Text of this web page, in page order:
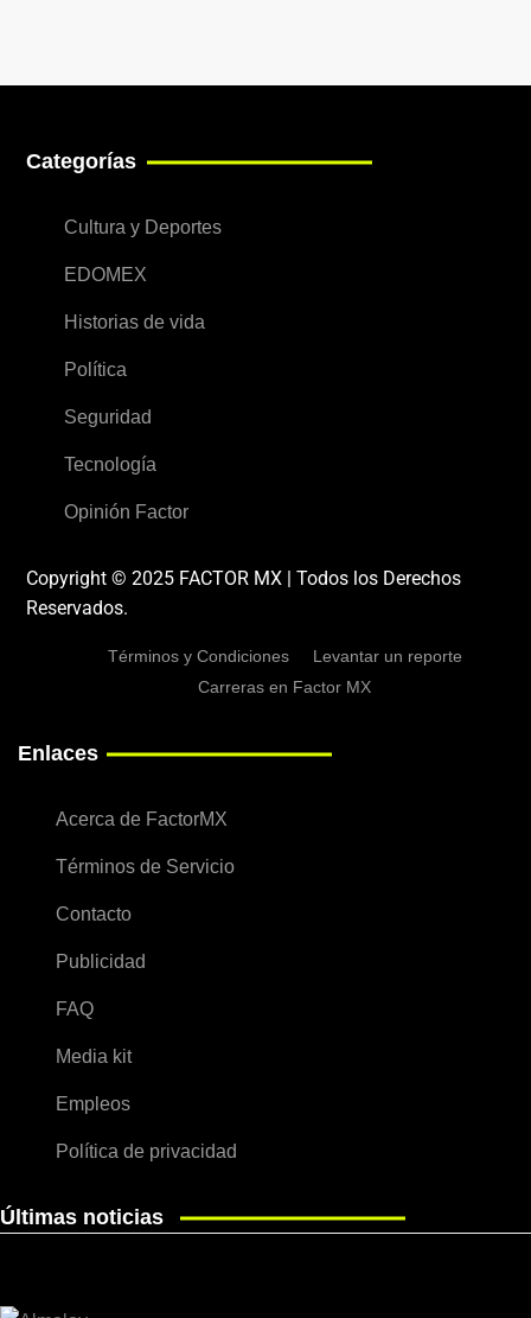
Categorías
Cultura y Deportes
EDOMEX
Historias de vida
Política
Seguridad
Tecnología
Opinión Factor
Copyright © 2025 FACTOR MX | Todos los Derechos
Reservados.
Términos y Condiciones
Levantar un reporte
Carreras en Factor MX
Enlaces
Acerca de FactorMX
Términos de Servicio
Contacto
Publicidad
FAQ
Media kit
Empleos
Política de privacidad
Últimas noticias